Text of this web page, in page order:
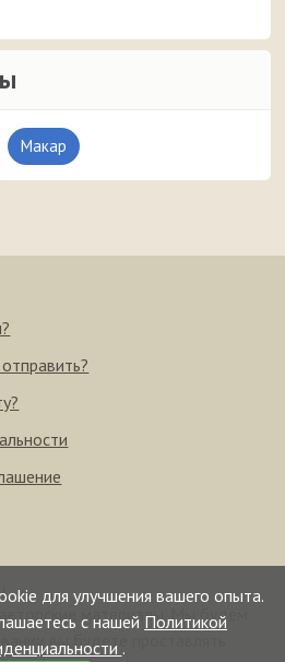
Макар
для улучшения вашего опыта.
с нашей Политикой
.
материалы. Мы будем
вы будете проставлять